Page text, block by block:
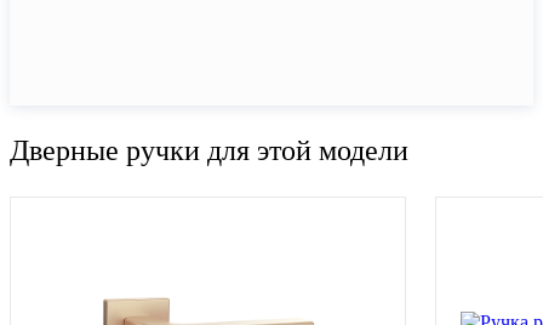
Дверные ручки для этой модели